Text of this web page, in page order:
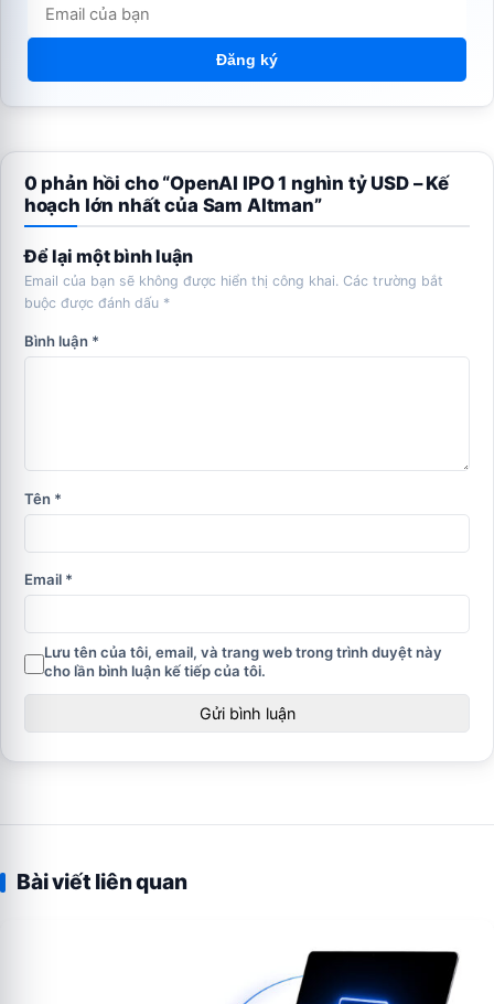
Đăng ký
0 phản hồi cho “OpenAI IPO 1 nghìn tỷ USD – Kế
hoạch lớn nhất của Sam Altman”
Để lại một bình luận
Email của bạn sẽ không được hiển thị công khai. Các trường bắt
buộc được đánh dấu *
Bình luận *
Tên *
Email *
Lưu tên của tôi, email, và trang web trong trình duyệt này
cho lần bình luận kế tiếp của tôi.
Bài viết liên quan